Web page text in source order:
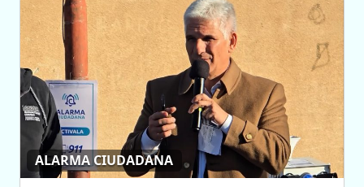
ALARMA CIUDADANA